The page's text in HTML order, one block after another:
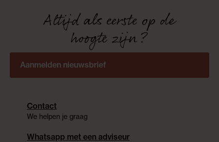
Altijd als eerste op de
hoogte zijn?
Aanmelden nieuwsbrief
Contact
We helpen je graag
Whatsapp met een adviseur